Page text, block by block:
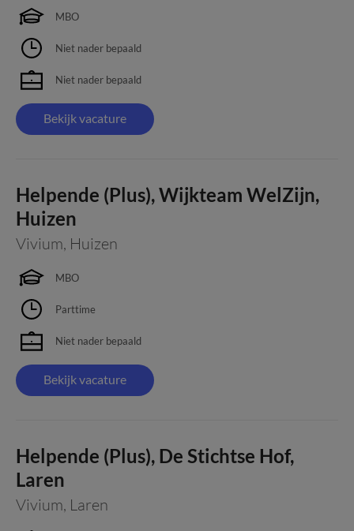
MBO
Niet nader bepaald
Niet nader bepaald
Bekijk vacature
Helpende (Plus), Wijkteam WelZijn,
Huizen
Vivium, Huizen
MBO
Parttime
Niet nader bepaald
Bekijk vacature
Helpende (Plus), De Stichtse Hof,
Laren
Vivium, Laren